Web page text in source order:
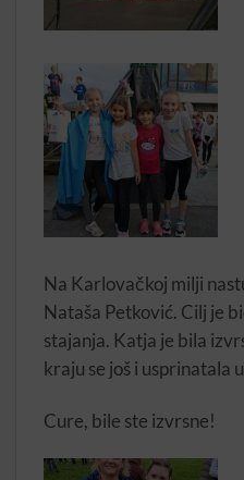
Na Karlovačkoj milji
Nataša Petković. Cilj je
stajanja. Katja je bila
kraju se još i usprinatala
Cure, bile ste izvrsne!